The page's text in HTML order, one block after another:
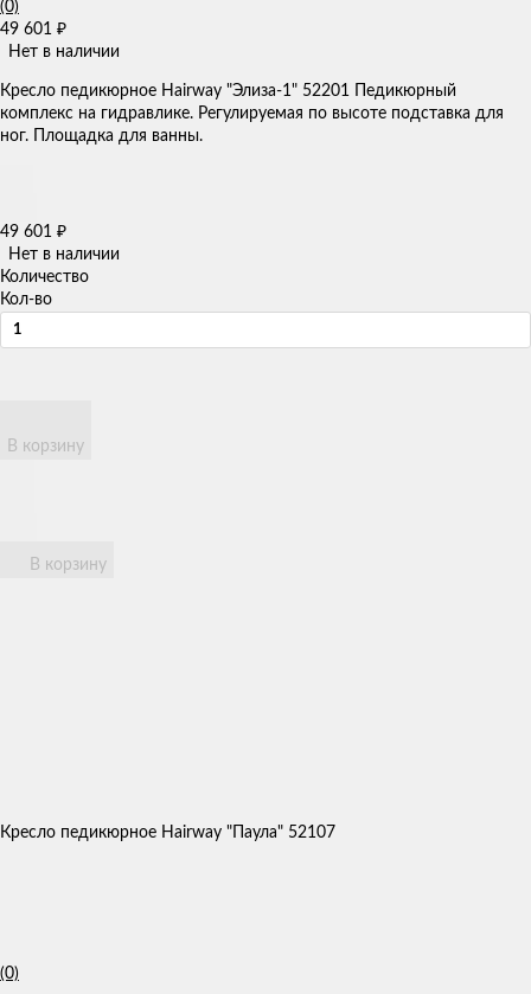
(0)
49 601 ₽
Нет в наличии
Кресло педикюрное Hairway "Элиза-1" 52201 Педикюрный
комплекс на гидравлике. Регулируемая по высоте подставка для
ног. Площадка для ванны.
49 601 ₽
Нет в наличии
Количество
Кол-во
В корзину
В корзину
Кресло педикюрное Hairway "Паула" 52107
(0)